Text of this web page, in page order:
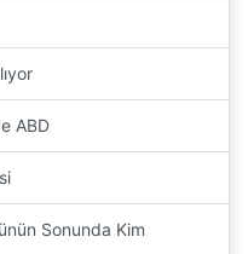
ABD
Sonunda Kim